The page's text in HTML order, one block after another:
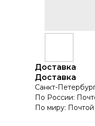
Доставка
Доставка
Санкт-
По России:
По миру: